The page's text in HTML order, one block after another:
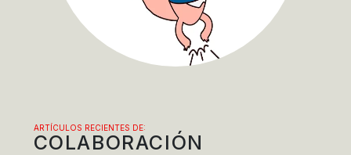
ARTÍCULOS RECIENTES DE:
COLABORACIÓN